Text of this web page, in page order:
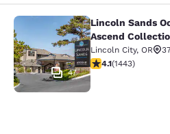
Lincoln Sands
47
Lincoln Sands
Ascend
Lincoln City, OR
calificación de 4.14
4.1(1443)